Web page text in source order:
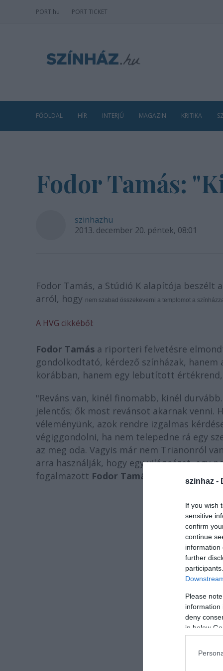
szinhaz -
If you wish
sensitive
confirm
continue
information
further
Please
information
deny
in below
PORT.hu PORT TICKET
FŐOLDAL HÍR INTERJÚ MAGAZIN KRITIKA
Fodor Tamás:
szinhazhu
2013. december 20. péntek, 08:01
Fodor Tamás, a Stúdió K alapítója beszélt
arról, hogy nem szabad összekeverni a templomot a
A HVG cikkéből:
Fodor Tamás a riporteri felvetésre
gondolkodtató, kérdező színházak,
korábban, hanem egy lebutított
"Reváns van, kinél finomabb, kinél durvább.
jelentős; ők most revánsot akarnak venni.
véleményünk, azok rendre izgalmas
végiggondolni, ha nem telepedne rá egy
az meg oda. Vagyis már nem Trianonról
arra használják, hogy egy világnézet, egy
fogalmazott Fodor Tamás